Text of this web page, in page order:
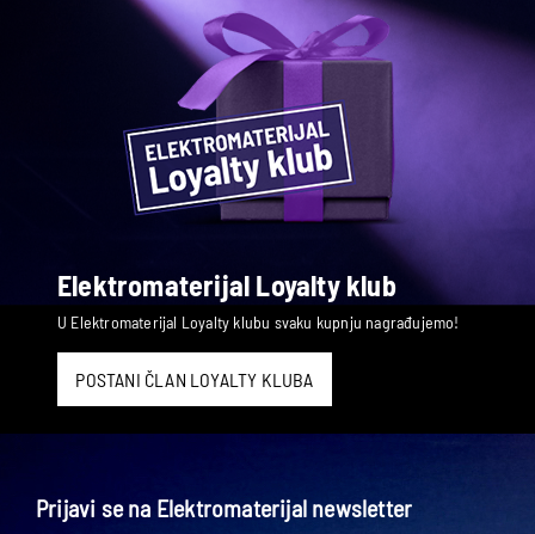
Elektromaterijal Loyalty klub
U Elektromaterijal Loyalty klubu svaku kupnju nagrađujemo!
POSTANI ČLAN LOYALTY KLUBA
Prijavi se na Elektromaterijal newsletter